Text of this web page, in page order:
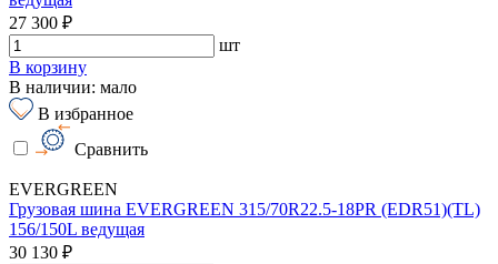
27 300 ₽
шт
В корзину
В наличии: мало
В избранное
Сравнить
EVERGREEN
Грузовая шина EVERGREEN 315/70R22.5-18PR (EDR51)(TL)
156/150L ведущая
30 130 ₽